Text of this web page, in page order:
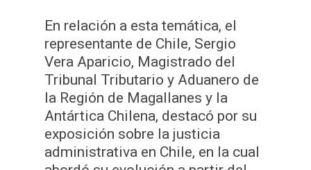
En relación a esta temática, el
representante de Chile, Sergio
Vera Aparicio, Magistrado del
Tribunal Tributario y Aduanero de
la Región de Magallanes y la
Antártica Chilena, destacó por su
exposición sobre la justicia
administrativa en Chile, en la cual